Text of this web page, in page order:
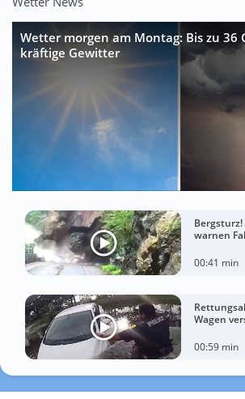
Wetter morgen am Montag: Bis zu 36
kräftige Gewitter
warnen
00:41 min
Wagen
00:59 min